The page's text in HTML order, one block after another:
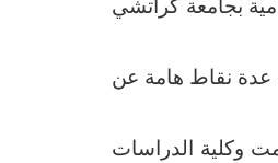
بجامعة كراتشي
عدة نقاط هامة عن
المشترك لمؤسسة سمت وكلية الدراسات